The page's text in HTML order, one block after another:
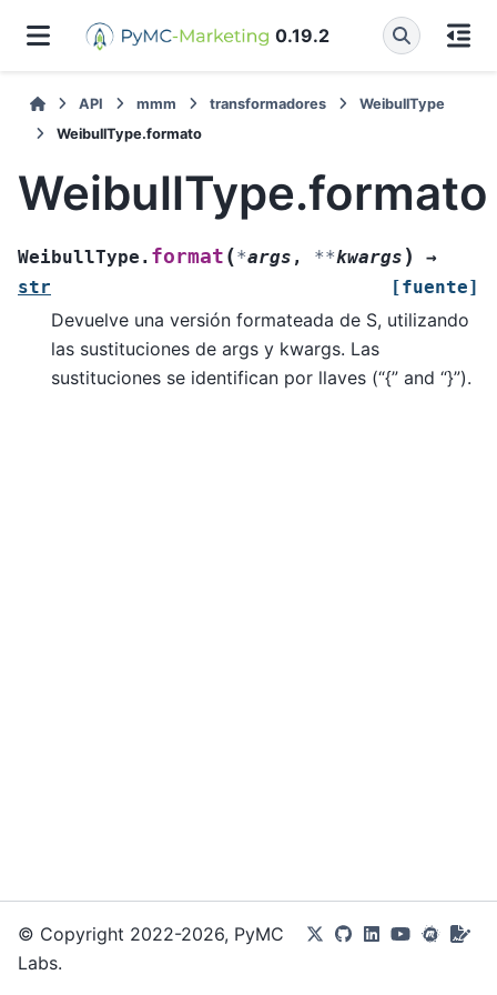
0.19.2
API mmm transformadores
WeibullType
WeibullType.formato
WeibullType.formato
WeibullType. format (*args , **kwargs )
→
str
[fuente]
Devuelve una versión formateada de S, utilizando
las sustituciones de args y kwargs. Las
sustituciones se identifican por llaves (“{” and “}”).
© Copyright 2022-2026, PyMC
Labs.